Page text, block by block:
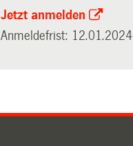
Jetzt anmelden
Anmeldefrist: 12.01.2024